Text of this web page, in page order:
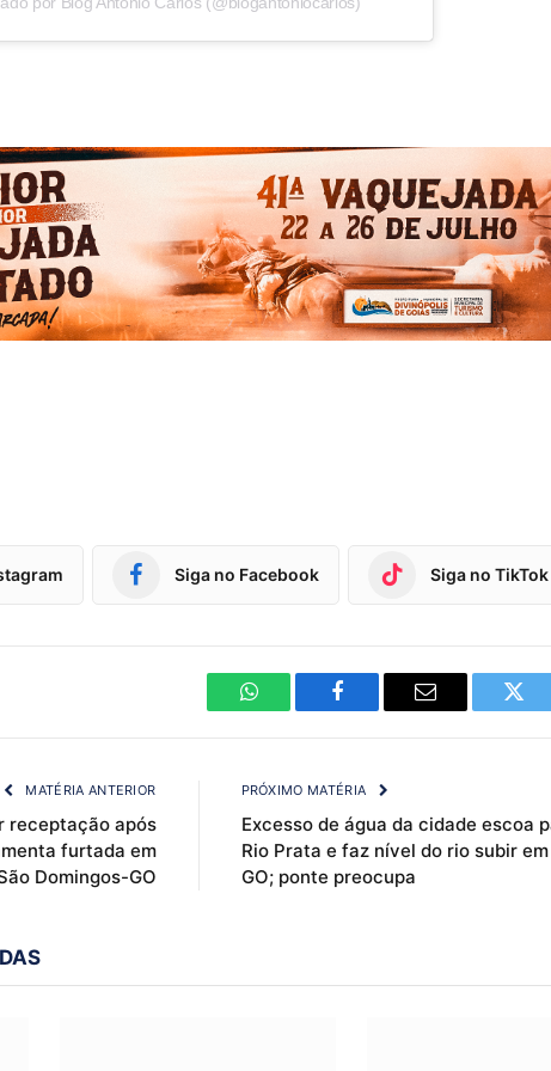
Siga no Facebook Siga no TikTok
WhatsAppFacebook Email
MATÉRIA ANTERIOR
receptação após
furtada em
Domingos-GO
PRÓXIMO MATÉRIA
Excesso de água da cidade escoa
Rio Prata e faz nível do rio subir
GO; ponte preocupa